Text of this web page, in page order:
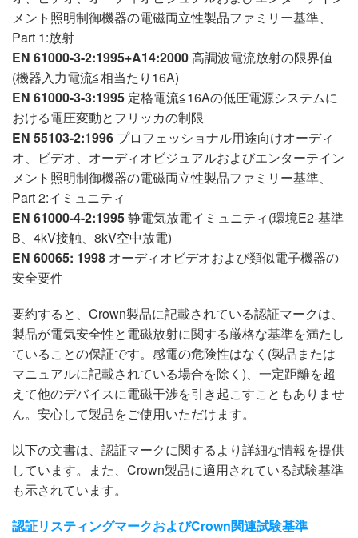
メント照明制御機器の電磁両立性製品ファミリー基準、
Part 1:放射
EN 61000-3-2:1995+A14:2000高調波電流放射の限界値
(機器入力電流≦相当たり16A)
EN 61000-3-3:1995 定格電流≦16Aの低圧電源システムに
おける電圧変動とフリッカの制限
EN 55103-2:1996 プロフェッショナル用途向けオーディ
オ、ビデオ、オーディオビジュアルおよびエンターテイン
メント照明制御機器の電磁両立性製品ファミリー基準、
Part 2:イミュニティ
EN 61000-4-2:1995静電気放電イミュニティ(環境E2-基準
B、4kV接触、8kV空中放電)
EN 60065: 1998 オーディオビデオおよび類似電子機器の
安全要件
要約すると、Crown製品に記載されている認証マークは、
製品が電気安全性と電磁放射に関する厳格な基準を満たし
ていることの保証です。感電の危険性はなく(製品または
マニュアルに記載されている場合を除く)、一定距離を超
えて他のデバイスに電磁干渉を引き起こすこともありませ
ん。安心して製品をご使用いただけます。
以下の文書は、認証マークに関するより詳細な情報を提供
しています。また、Crown製品に適用されている試験基準
も示されています。
認証リスティングマークおよびCrown関連試験基準